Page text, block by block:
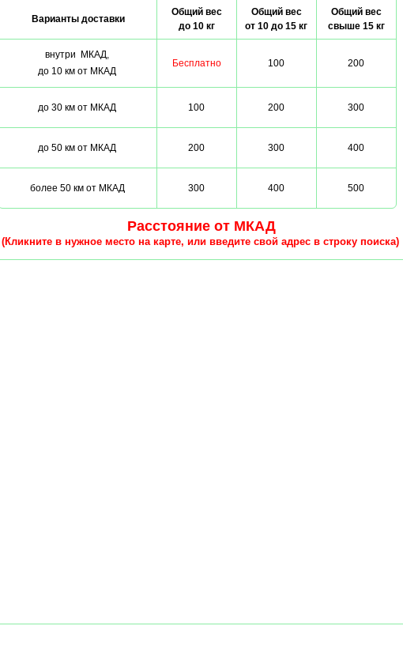
Варианты доставки
Общий вес
до 10 кг
Общий вес
от 10 до 15 кг
Общий вес
свыше 15 кг
внутри МКАД,
до 10 км от МКАД
Бесплатно 100 200
до 30 км от МКАД 100 200 300
до 50 км от МКАД 200 300 400
более 50 км от МКАД 300 400 500
Расстояние от МКАД
(Кликните в нужное место на карте, или введите свой адрес в строку поиска)